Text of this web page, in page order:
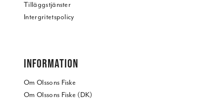
Tilläggstjänster
Intergritetspolicy
INFORMATION
Om Olssons Fiske
Om Olssons Fiske (DK)